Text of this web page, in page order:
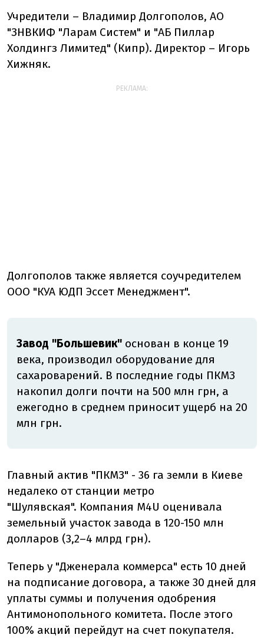
Учредители – Владимир Долгополов, АО
"ЗНВКИФ "Ларам Систем" и "АБ Пиллар
Холдингз Лимитед" (Кипр). Директор – Игорь
Хижняк.
РЕКЛАМА:
Долгополов также является соучредителем
ООО "КУА ЮДП Эссет Менеджмент".
Завод "Большевик" основан в конце 19
века, производил оборудование для
сахароварений. В последние годы ПКМЗ
накопил долги почти на 500 млн грн, а
ежегодно в среднем приносит ущерб на 20
млн грн.
Главный актив "ПКМЗ" - 36 га земли в Киеве
недалеко от станции метро
"Шулявская". Компания M4U оценивала
земельный участок завода в 120-150 млн
долларов (3,2–4 млрд грн).
Теперь у "Дженерала коммерса" есть 10 дней
на подписание договора, а также 30 дней для
уплаты суммы и получения одобрения
Антимонопольного комитета. После этого
100% акций перейдут на счет покупателя.